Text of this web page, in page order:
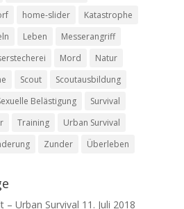
home-slider
Katastrophe
Leben
Messerangriff
Mord
Natur
Scout
Scoutausbildung
Belästigung
Survival
Training
Urban Survival
Zunder Überleben
– Urban Survival 11. Juli 2018